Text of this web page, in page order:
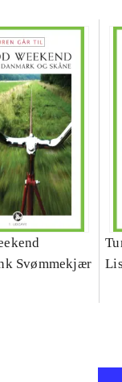
Svømmekjær